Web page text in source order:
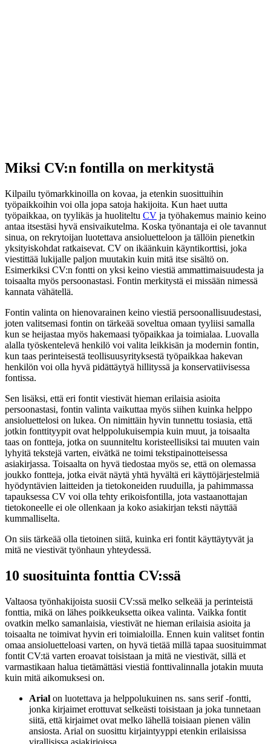
Miksi CV:n fontilla on merkitystä
Kilpailu työmarkkinoilla on kovaa, ja etenkin suosittuihin
työpaikkoihin voi olla jopa satoja hakijoita. Kun haet uutta
työpaikkaa, on tyylikäs ja huoliteltu CV ja työhakemus mainio keino
antaa itsestäsi hyvä ensivaikutelma. Koska työnantaja ei ole tavannut
sinua, on rekrytoijan luotettava ansioluetteloon ja tällöin pienetkin
yksityiskohdat ratkaisevat. CV on ikäänkuin käyntikorttisi, joka
viestittää lukijalle paljon muutakin kuin mitä itse sisältö on.
Esimerkiksi CV:n fontti on yksi keino viestiä ammattimaisuudesta ja
toisaalta myös persoonastasi. Fontin merkitystä ei missään nimessä
kannata vähätellä.
Fontin valinta on hienovarainen keino viestiä persoonallisuudestasi,
joten valitsemasi fontin on tärkeää soveltua omaan tyyliisi samalla
kun se heijastaa myös hakemaasi työpaikkaa ja toimialaa. Luovalla
alalla työskentelevä henkilö voi valita leikkisän ja modernin fontin,
kun taas perinteisestä teollisuusyrityksestä työpaikkaa hakevan
henkilön voi olla hyvä pidättäytyä hillityssä ja konservatiivisessa
fontissa.
Sen lisäksi, että eri fontit viestivät hieman erilaisia asioita
persoonastasi, fontin valinta vaikuttaa myös siihen kuinka helppo
ansioluettelosi on lukea. On nimittäin hyvin tunnettu tosiasia, että
jotkin fonttityypit ovat helppolukuisempia kuin muut, ja toisaalta
taas on fontteja, jotka on suunniteltu koristeellisiksi tai muuten vain
lyhyitä tekstejä varten, eivätkä ne toimi tekstipainotteisessa
asiakirjassa. Toisaalta on hyvä tiedostaa myös se, että on olemassa
joukko fontteja, jotka eivät näytä yhtä hyvältä eri käyttöjärjestelmiä
hyödyntävien laitteiden ja tietokoneiden ruuduilla, ja pahimmassa
tapauksessa CV voi olla tehty erikoisfontilla, jota vastaanottajan
tietokoneelle ei ole ollenkaan ja koko asiakirjan teksti näyttää
kummalliselta.
On siis tärkeää olla tietoinen siitä, kuinka eri fontit käyttäytyvät ja
mitä ne viestivät työnhaun yhteydessä.
10 suosituinta fonttia CV:ssä
Valtaosa työnhakijoista suosii CV:ssä melko selkeää ja perinteistä
fonttia, mikä on lähes poikkeuksetta oikea valinta. Vaikka fontit
ovatkin melko samanlaisia, viestivät ne hieman erilaisia asioita ja
toisaalta ne toimivat hyvin eri toimialoilla. Ennen kuin valitset fontin
omaa ansioluetteloasi varten, on hyvä tietää millä tapaa suosituimmat
fontit CV:tä varten eroavat toisistaan ja mitä ne viestivät, sillä et
varmastikaan halua tietämättäsi viestiä fonttivalinnalla jotakin muuta
kuin mitä aikomuksesi on.
Arial on luotettava ja helppolukuinen ns. sans serif -fontti,
jonka kirjaimet erottuvat selkeästi toisistaan ja joka tunnetaan
siitä, että kirjaimet ovat melko lähellä toisiaan pienen välin
ansiosta. Arial on suosittu kirjaintyyppi etenkin erilaisissa